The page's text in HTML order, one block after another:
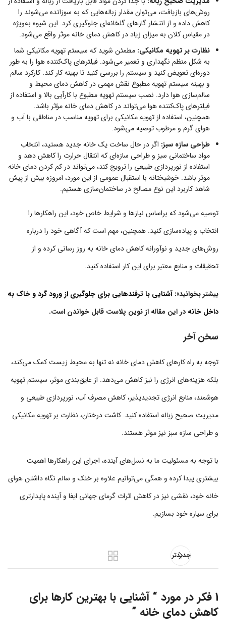
روش‌های بازیافت، می‌توان مقدار زباله‌هایی که به سوزانده می‌شوند را
کاهش داده و از انتشار گازهای گلخانه‌ای جلوگیری کرد. این شیوه به‌ویژه
در مقیاس کلان به میزان زیاد در کاهش دمای خانه موثر واقع می‌شود.
نظارت بر تهویه مکانیکی: مطمئن شوید که سیستم تهویه مکانیکی شما
به شکل منظم نگهداری و تعمیر می‌شود. فیلترهای پاک‌کننده هوا را به طور
دوره‌ای تعویض کنید و سیستم را بررسی کنید تا بهینه کار کند. کارکرد سالم
و بهینه سیستم تهویه مطبوع نقش مهمی در کاهش دمای محیط و
سالم‌سازی هوا دارد. نصب سیستم تهویه مطبوع با کارآیی بالا و استفاده از
فیلترهای پاک‌کننده هوا می‌تواند در کاهش دمای خانه مؤثر باشد.
همچنین، استفاده از تهویه مکانیکی برای تهویه مناسب در مناطقی با آب و
هوای گرم و مرطوب توصیه می‌شود.
طراحی سازه سبز: اگر در حال ساخت یک خانه جدید هستید، انتخاب
مواد ساختمانی سبز و طراحی سازه‌ای که انتقال حرارت را کاهش دهد و
استفاده از نورپردازی طبیعی را ترویج کند، می‌تواند در کم کردن دمای خانه
موثر باشد. خوشبختانه با استقبال عمومی از این مورد، امروزه بیش از پیش
شاهد کاربرد این نوع مصالح در ساختمان‌سازی هستیم.
توصیه می‌شود که براساس نیازها و شرایط خاص خود، این راهکارها را
انتخاب و پیاده‌سازی کنید. همچنین، مهم است که آگاهی خود را درباره
روش‌های جدید و نوآورانه کاهش دمای خانه به روز رسانی کرده و از
تحقیقات و منابع معتبر برای این کار استفاده کنید.
بیشتر بخوانید»: آشنایی با ترفندهایی برای جلوگیری از ورود گرد و خاک به
داخل خانه در این مقاله از نوین پلاست قابل خواندن است.
سخن آخر
توجه به راه کارهای کاهش دمای خانه نه تنها به محیط زیست کمک می‌کند،
بلکه هزینه‌های انرژی را نیز کاهش می‌دهد. از عایق‌بندی موثر، سیستم تهویه
هوشمند، منابع انرژی تجدیدپذیر، کاهش مصرف آب، نورپردازی طبیعی و
مدیریت صحیح زباله استفاده کنید. کاشت درختان، نظارت بر تهویه مکانیکی
و طراحی سازه سبز نیز موثر هستند.
با توجه به مسئولیت ما به نسل‌های آینده، اجرای این راهکارها اهمیت
بیشتری پیدا کرده و همگی می‌توانیم علاوه بر خنک و سالم نگاه داشتن هوای
خانه خود، نقشی نیز در کاهش اثرات گرمای جهانی ایفا و آینده پایدارتری
برای سیاره خود بسازیم.
جدیدتر
1 فکر در مورد “
آشنایی با بهترین کارها برای
کاهش دمای خانه ”